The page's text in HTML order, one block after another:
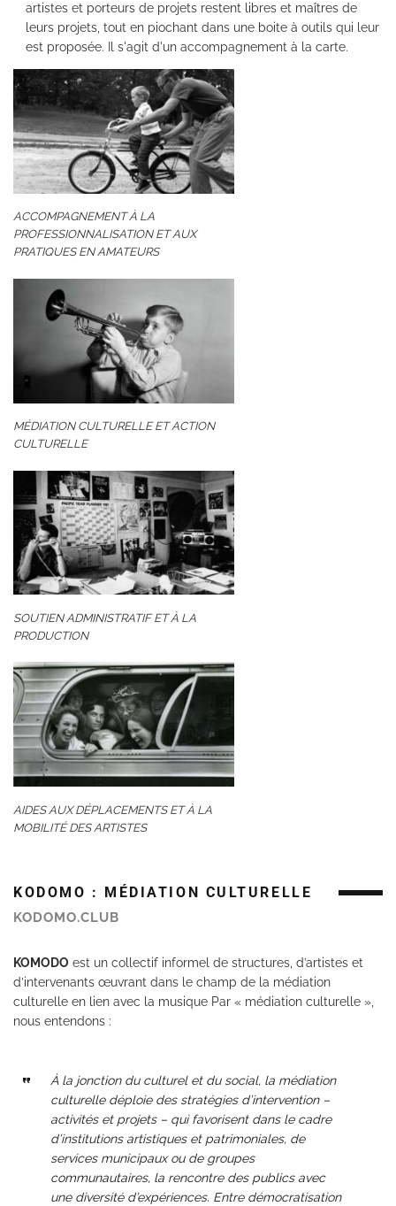
artistes et porteurs de projets restent libres et maîtres de
leurs projets, tout en piochant dans une boite à outils qui leur
est proposée. Il s'agit d'un accompagnement à la carte.
ACCOMPAGNEMENT À LA
PROFESSIONNALISATION ET AUX
PRATIQUES EN AMATEURS
MÉDIATION CULTURELLE ET ACTION
CULTURELLE
SOUTIEN ADMINISTRATIF ET À LA
PRODUCTION
AIDES AUX DÉPLACEMENTS ET À LA
MOBILITÉ DES ARTISTES
KODOMO : MÉDIATION CULTURELLE
KODOMO.CLUB
KOMODO est un collectif informel de structures, d’artistes et
d’intervenants œuvrant dans le champ de la médiation
culturelle en lien avec la musique Par « médiation culturelle »,
nous entendons :
À la jonction du culturel et du social, la médiation
culturelle déploie des stratégies d’intervention –
activités et projets – qui favorisent dans le cadre
d’institutions artistiques et patrimoniales, de
services municipaux ou de groupes
communautaires, la rencontre des publics avec
une diversité d’expériences. Entre démocratisation